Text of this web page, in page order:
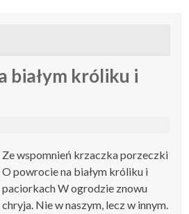
białym króliku i
Ze wspomnień krzaczka porzeczki
O powrocie na białym króliku i
paciorkach W ogrodzie znowu
chryja. Nie w naszym, lecz w innym.